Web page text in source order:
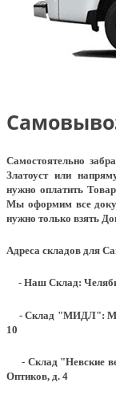
Самостоятельно
Златоуст или
нужно оплатить
Мы оформим все
нужно только взять
Адреса складов для
- Наш Склад:
- Склад "МИДЛ":
10
- Склад "Невские
Оптиков, д. 4